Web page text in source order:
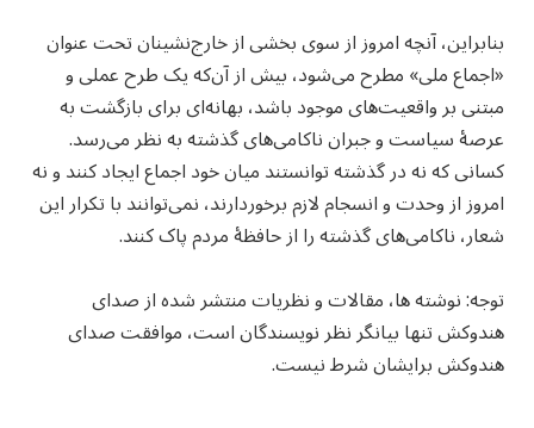
بنابراین، آنچه امروز از سوی بخشی از خارج‌نشینان تحت عنوان
«اجماع ملی» مطرح می‌شود، بیش از آن‌که یک طرح عملی و
مبتنی بر واقعیت‌های موجود باشد، بهانه‌ای برای بازگشت به
عرصهٔ سیاست و جبران ناکامی‌های گذشته به نظر می‌رسد.
کسانی که نه در گذشته توانستند میان خود اجماع ایجاد کنند و نه
امروز از وحدت و انسجام لازم برخوردارند، نمی‌توانند با تکرار این
شعار، ناکامی‌های گذشته را از حافظهٔ مردم پاک کنند.
توجه: نوشته ها، مقالات و نظریات منتشر شده از صدای
هندوکش تنها بیانگر نظر نویسندگان است، موافقت صدای
هندوکش برایشان شرط نیست.